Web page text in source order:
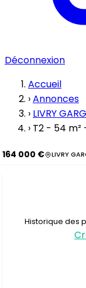
Déconnexion
Accueil
›Annonces
› LIVRY
› T2 - 54 m²
164 000 € LIVRY
Historique des